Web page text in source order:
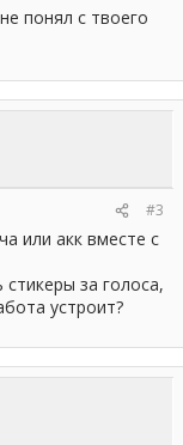
понял с твоего
#3
или акк вместе с
за голоса,
устроит?